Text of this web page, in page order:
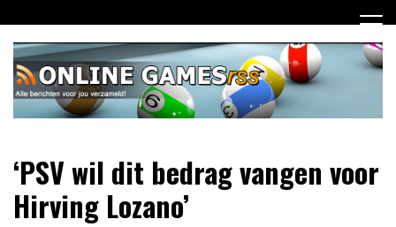
naar
inhoud
Online Games RSS
verzameld
‘PSV wil dit bedrag vangen voor
Hirving Lozano’